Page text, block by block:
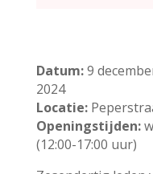
Datum:9
2024
Locatie:
Openingstijden:
(12:00-17:00 uur)